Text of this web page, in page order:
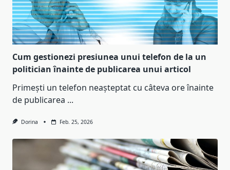
Cum gestionezi presiunea unui telefon de la un
politician înainte de publicarea unui articol
Primești un telefon neașteptat cu câteva ore înainte
de publicarea ...
Dorina Feb. 25, 2026